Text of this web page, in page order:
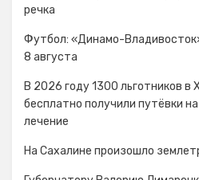
речка
Футбол: «Динамо-
8 августа
В 2026 году 1300 льготников в
бесплатно получили путёвки
лечение
На Сахалине произошло